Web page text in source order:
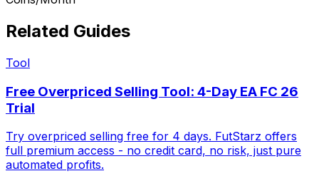
Related Guides
Tool
Free Overpriced Selling Tool: 4-Day EA FC 26
Trial
Try overpriced selling free for 4 days. FutStarz offers
full premium access - no credit card, no risk, just pure
automated profits.